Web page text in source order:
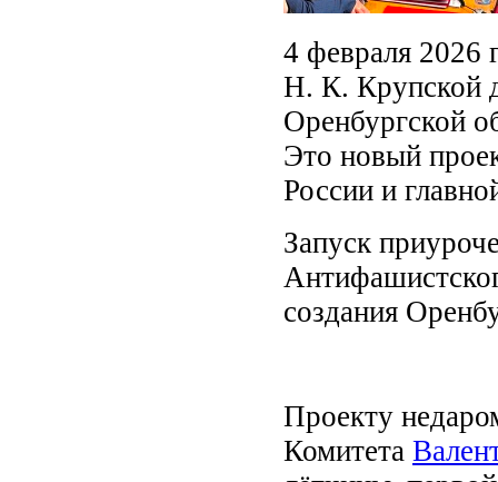
4 февраля 2026
Н. К. Крупской
Оренбургской
Это новый
России и
Запуск
создания
Проекту
Комитета